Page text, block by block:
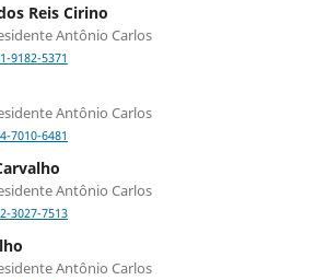
Reis Cirino
Antônio Carlos
9182-5371
Antônio Carlos
7010-6481
Antônio Carlos
3027-7513
Antônio Carlos